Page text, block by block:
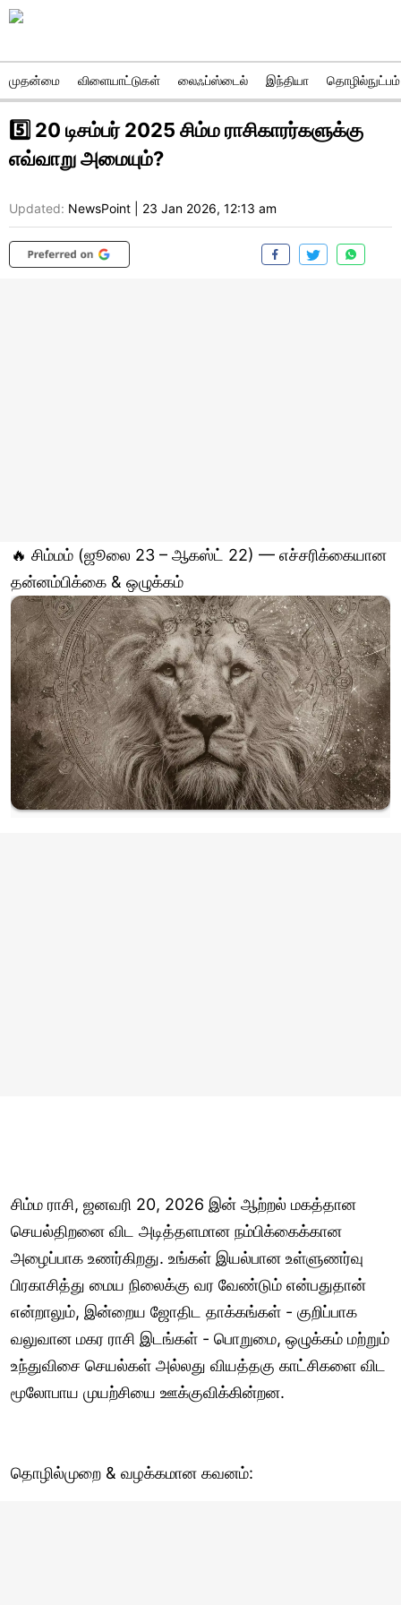
முதன்மை விளையாட்டுகள் லைஃப்ஸ்டைல் இந்தியா தொழில்நுட்பம்
5️⃣ 20 டிசம்பர் 2025 சிம்ம ராசிகாரர்களுக்கு
எவ்வாறு அமையும்?
Updated: NewsPoint 23 Jan 2026, 12:13 am
🔥 சிம்மம் (ஜூலை 23 – ஆகஸ்ட் 22) — எச்சரிக்கையான
தன்னம்பிக்கை & ஒழுக்கம்
சிம்ம ராசி, ஜனவரி 20, 2026 இன் ஆற்றல் மகத்தான
செயல்திறனை விட அடித்தளமான நம்பிக்கைக்கான
அழைப்பாக உணர்கிறது. உங்கள் இயல்பான உள்ளுணர்வு
பிரகாசித்து மைய நிலைக்கு வர வேண்டும் என்பதுதான்
என்றாலும், இன்றைய ஜோதிட தாக்கங்கள் - குறிப்பாக
வலுவான மகர ராசி இடங்கள் - பொறுமை, ஒழுக்கம் மற்றும்
உந்துவிசை செயல்கள் அல்லது வியத்தகு காட்சிகளை விட
மூலோபாய முயற்சியை ஊக்குவிக்கின்றன.
தொழில்முறை & வழக்கமான கவனம்: